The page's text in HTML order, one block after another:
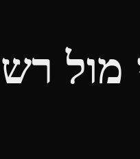
מול